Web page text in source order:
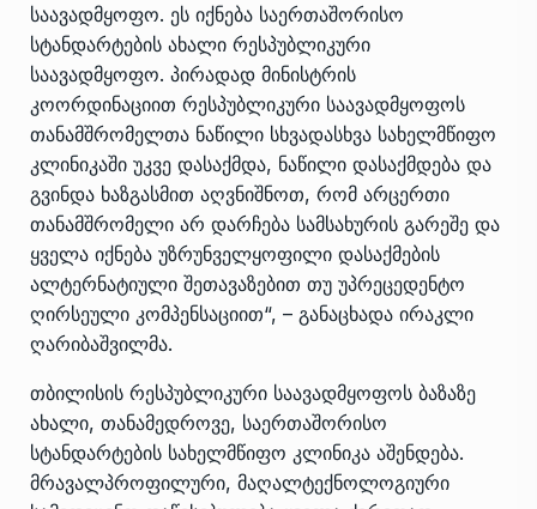
საავადმყოფო. ეს იქნება საერთაშორისო
სტანდარტების ახალი რესპუბლიკური
საავადმყოფო. პირადად მინისტრის
კოორდინაციით რესპუბლიკური საავადმყოფოს
თანამშრომელთა ნაწილი სხვადასხვა სახელმწიფო
კლინიკაში უკვე დასაქმდა, ნაწილი დასაქმდება და
გვინდა ხაზგასმით აღვნიშნოთ, რომ არცერთი
თანამშრომელი არ დარჩება სამსახურის გარეშე და
ყველა იქნება უზრუნველყოფილი დასაქმების
ალტერნატიული შეთავაზებით თუ უპრეცედენტო
ღირსეული კომპენსაციით“, – განაცხადა ირაკლი
ღარიბაშვილმა.
თბილისის რესპუბლიკური საავადმყოფოს ბაზაზე
ახალი, თანამედროვე, საერთაშორისო
სტანდარტების სახელმწიფო კლინიკა აშენდება.
მრავალპროფილური, მაღალტექნოლოგიური